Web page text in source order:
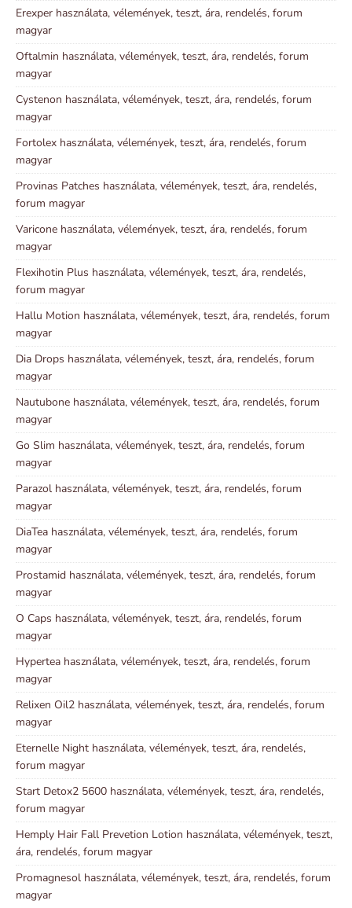
Erexper használata, vélemények, teszt, ára, rendelés, forum
magyar
Oftalmin használata, vélemények, teszt, ára, rendelés, forum
magyar
Cystenon használata, vélemények, teszt, ára, rendelés, forum
magyar
Fortolex használata, vélemények, teszt, ára, rendelés, forum
magyar
Provinas Patches használata, vélemények, teszt, ára, rendelés,
forum magyar
Varicone használata, vélemények, teszt, ára, rendelés, forum
magyar
Flexihotin Plus használata, vélemények, teszt, ára, rendelés,
forum magyar
Hallu Motion használata, vélemények, teszt, ára, rendelés, forum
magyar
Dia Drops használata, vélemények, teszt, ára, rendelés, forum
magyar
Nautubone használata, vélemények, teszt, ára, rendelés, forum
magyar
Go Slim használata, vélemények, teszt, ára, rendelés, forum
magyar
Parazol használata, vélemények, teszt, ára, rendelés, forum
magyar
DiaTea használata, vélemények, teszt, ára, rendelés, forum
magyar
Prostamid használata, vélemények, teszt, ára, rendelés, forum
magyar
O Caps használata, vélemények, teszt, ára, rendelés, forum
magyar
Hypertea használata, vélemények, teszt, ára, rendelés, forum
magyar
Relixen Oil2 használata, vélemények, teszt, ára, rendelés, forum
magyar
Eternelle Night használata, vélemények, teszt, ára, rendelés,
forum magyar
Start Detox2 5600 használata, vélemények, teszt, ára, rendelés,
forum magyar
Hemply Hair Fall Prevetion Lotion használata, vélemények, teszt,
ára, rendelés, forum magyar
Promagnesol használata, vélemények, teszt, ára, rendelés, forum
magyar